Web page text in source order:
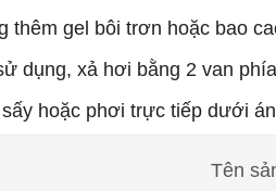
thêm gel bôi trơn hoặc bao
dụng, xả hơi bằng 2 van
hoặc phơi trực tiếp dưới
Tên